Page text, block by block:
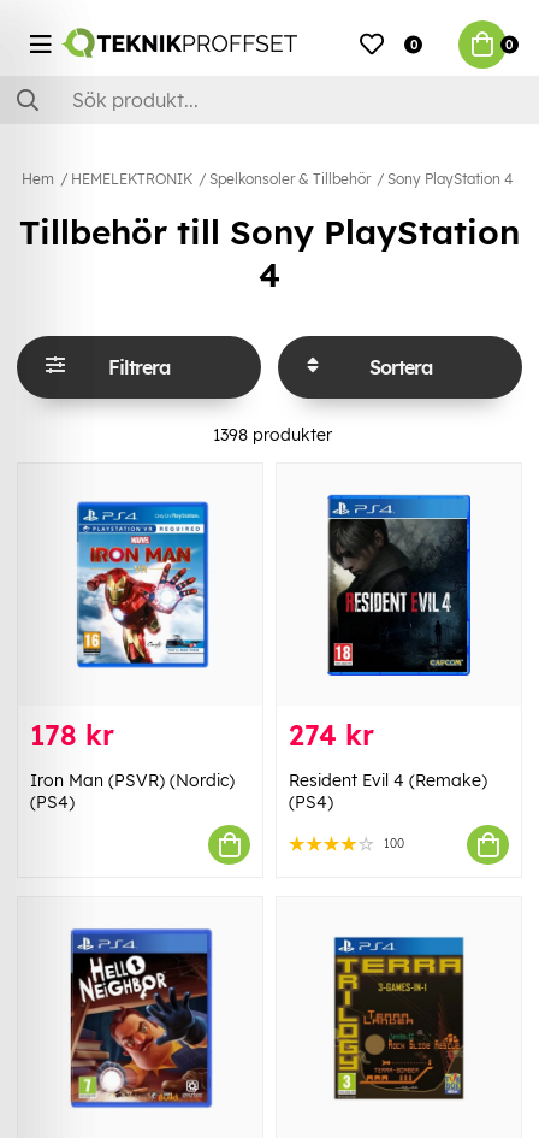
0 0
Hem HEMELEKTRONIK Spelkonsoler & Tillbehör Sony PlayStation 4
Tillbehör till Sony PlayStation
4
Filtrera Sortera
1398produkter
178 kr
Iron Man (PSVR) (Nordic)
(PS4)
274 kr
Resident Evil 4 (Remake)
(PS4)
100